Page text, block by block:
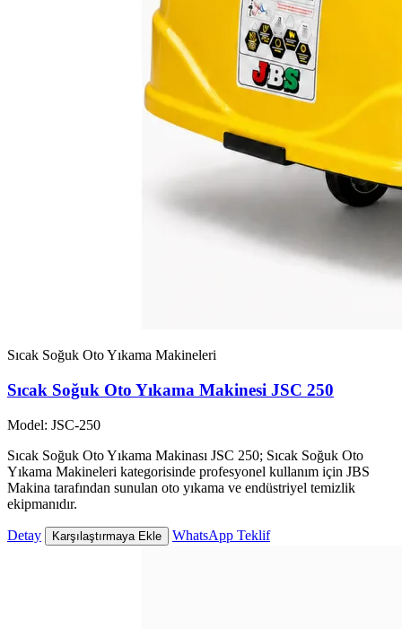
Sıcak Soğuk Oto Yıkama Makineleri
Sıcak Soğuk Oto Yıkama Makinesi JSC 250
Model: JSC-250
Sıcak Soğuk Oto Yıkama Makinası JSC 250; Sıcak Soğuk Oto
Yıkama Makineleri kategorisinde profesyonel kullanım için JBS
Makina tarafından sunulan oto yıkama ve endüstriyel temizlik
ekipmanıdır.
Detay Karşılaştırmaya Ekle WhatsApp Teklif